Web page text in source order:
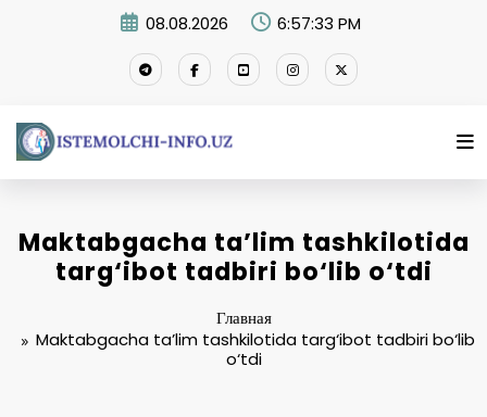
08.08.2026 6:57:33 PM
Maktabgacha ta’lim tashkilotida
targ‘ibot tadbiri bo‘lib o‘tdi
Главная
Maktabgacha ta’lim tashkilotida targ‘ibot tadbiri bo‘lib
o‘tdi